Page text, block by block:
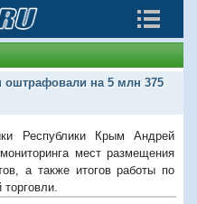
оштрафовали на 5 млн 375
Республики Крым Андрей
мест размещения
а также итогов работы по